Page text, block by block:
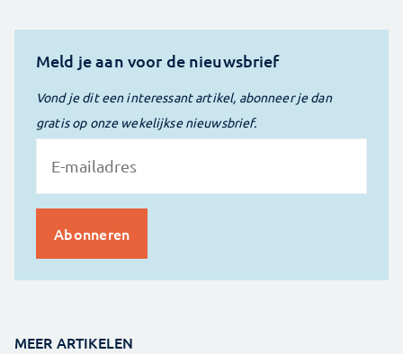
Meld je aan voor de nieuwsbrief
Vond je dit een interessant artikel, abonneer je dan
gratis op onze wekelijkse nieuwsbrief.
MEER ARTIKELEN